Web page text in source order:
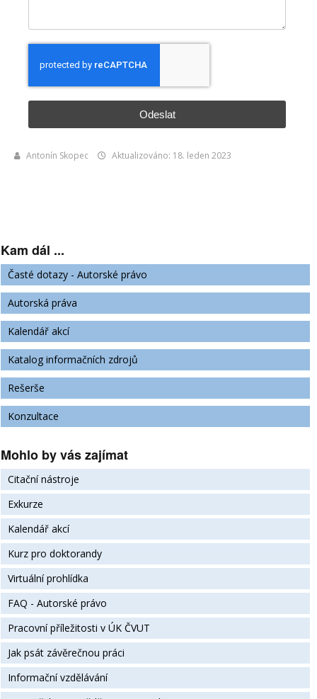
Odeslat
Antonín Skopec Aktualizováno: 18. leden 2023
Kam dál ...
Časté dotazy - Autorské právo
Autorská práva
Kalendář akcí
Katalog informačních zdrojů
Rešerše
Konzultace
Mohlo by vás zajímat
Citační nástroje
Exkurze
Kalendář akcí
Kurz pro doktorandy
Virtuální prohlídka
FAQ - Autorské právo
Pracovní příležitosti v ÚK ČVUT
Jak psát závěrečnou práci
Informační vzdělávání